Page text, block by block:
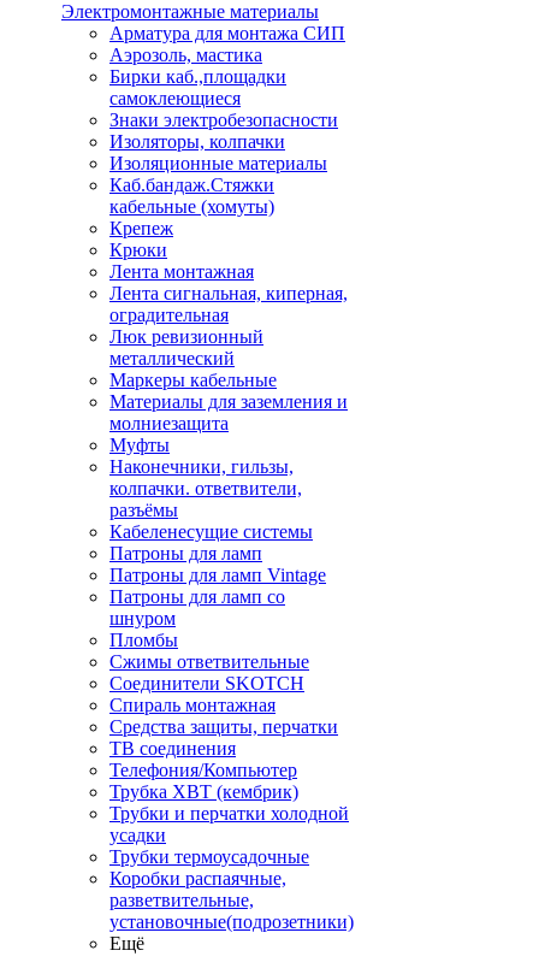
Электромонтажные материалы
Арматура для монтажа СИП
Аэрозоль, мастика
Бирки каб.,площадки
самоклеющиеся
Знаки электробезопасности
Изоляторы, колпачки
Изоляционные материалы
Каб.бандаж.Стяжки
кабельные (хомуты)
Крепеж
Крюки
Лента монтажная
Лента сигнальная, киперная,
оградительная
Люк ревизионный
металлический
Маркеры кабельные
Материалы для заземления и
молниезащита
Муфты
Наконечники, гильзы,
колпачки. ответвители,
разъёмы
Кабеленесущие системы
Патроны для ламп
Патроны для ламп Vintage
Патроны для ламп со
шнуром
Пломбы
Сжимы ответвительные
Соединители SKOTCH
Спираль монтажная
Средства защиты, перчатки
ТВ соединения
Телефония/Компьютер
Трубка ХВТ (кембрик)
Трубки и перчатки холодной
усадки
Трубки термоусадочные
Коробки распаячные,
разветвительные,
установочные(подрозетники)
Ещё